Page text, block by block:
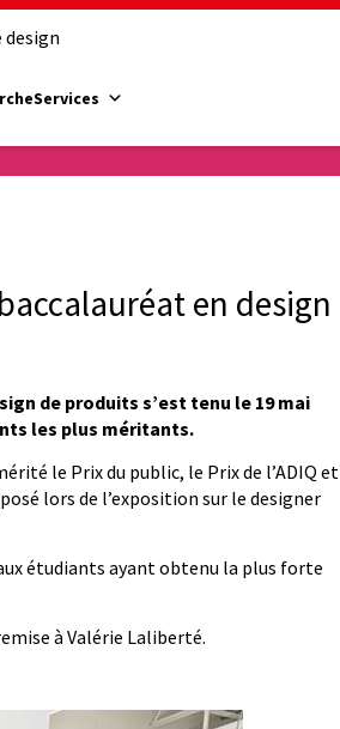
design
Services
en design
de produits s’est tenu le 19 mai
les plus méritants.
le Prix du public, le Prix de l’ADIQ et
lors de l’exposition sur le designer
étudiants ayant obtenu la plus forte
à Valérie Laliberté.